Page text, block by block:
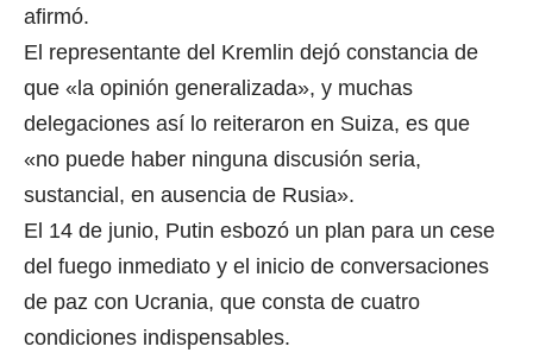
afirmó.
El representante del Kremlin dejó constancia de
que «la opinión generalizada», y muchas
delegaciones así lo reiteraron en Suiza, es que
«no puede haber ninguna discusión seria,
sustancial, en ausencia de Rusia».
El 14 de junio, Putin esbozó un plan para un cese
del fuego inmediato y el inicio de conversaciones
de paz con Ucrania, que consta de cuatro
condiciones indispensables.